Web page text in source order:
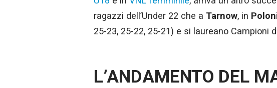
ragazzi dell’Under 22 che a Tarnow, in
25-23, 25-22, 25-21) e si laureano Campioni
L’ANDAMENTO DEL